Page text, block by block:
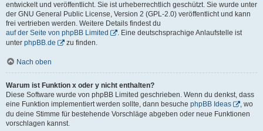
entwickelt und veröffentlicht. Sie ist urheberrechtlich geschützt. Sie wurde unter
der GNU General Public License, Version 2 (GPL-2.0) veröffentlicht und kann
frei vertrieben werden. Weitere Details findest du
auf der Seite von phpBB Limited
. Eine deutschsprachige Anlaufstelle ist
unter phpBB.de zu finden.
Nach oben
Warum ist Funktion x oder y nicht enthalten?
Diese Software wurde von phpBB Limited geschrieben. Wenn du denkst, dass
eine Funktion implementiert werden sollte, dann besuche phpBB Ideas
, wo
du deine Stimme für bestehende Vorschläge abgeben oder neue Funktionen
vorschlagen kannst.